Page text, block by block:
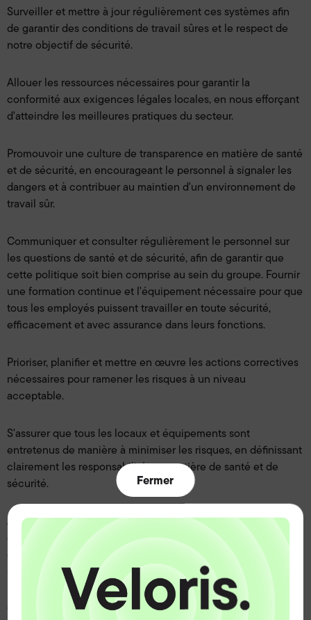
Fermer
Surveiller et mettre à jour régulièrement ces systèmes afin
de garantir des conditions de travail sûres et le respect de
notre objectif de sécurité.
Allouer les ressources nécessaires pour garantir la
conformité aux exigences légales locales, en nous efforçant
d'atteindre les meilleures pratiques du secteur.
Promouvoir une culture de transparence en matière de santé
et de sécurité, en encourageant le personnel à signaler les
dangers et à contribuer au maintien d'un environnement de
travail sûr.
Communiquer et consulter régulièrement le personnel sur
les questions de santé et de sécurité, afin de garantir que
cette politique soit bien comprise au sein du groupe. Fournir
une formation continue et l'équipement nécessaire pour que
tous les employés puissent travailler en toute sécurité,
efficacement et avec assurance dans leurs fonctions.
Prioriser, planifier et mettre en œuvre les actions correctives
nécessaires pour ramener les risques à un niveau
acceptable.
S'assurer que tous les locaux et équipements sont
entretenus de manière à minimiser les risques, en définissant
clairement les responsabilités en matière de santé et de
sécurité.
Accéder à des conseils compétents en matière de santé et
de sécurité au sein du groupe pour rester informé des
évolutions législatives et des meilleures pratiques du
secteur.
Collaborer avec d'autres organisations pour garantir que